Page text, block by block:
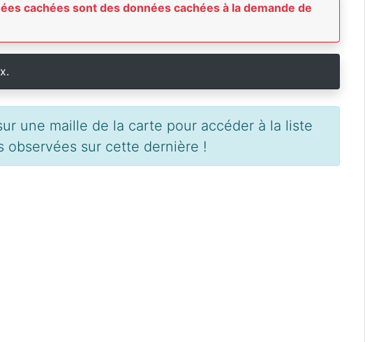
cachées sont des données cachées à la demande de
une maille de la carte pour accéder à la liste
observées sur cette dernière !